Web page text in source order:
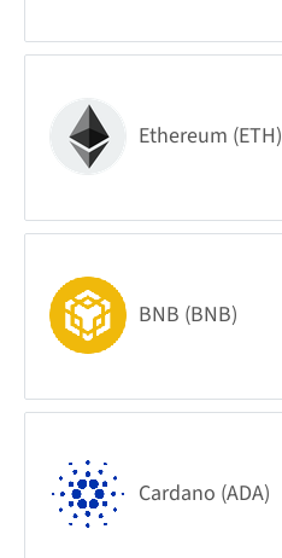
Ethereum (ETH)
BNB (BNB)
Cardano (ADA)